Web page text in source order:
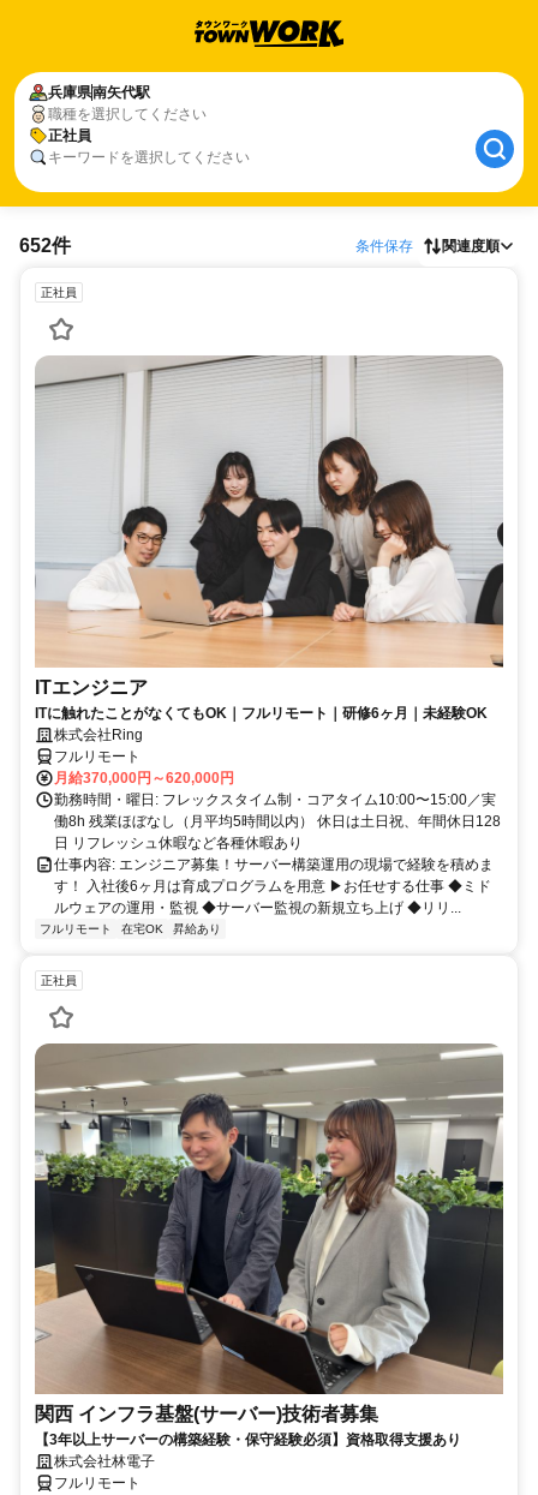
兵庫県南矢代駅
職種を選択してください
正社員
キーワードを選択してください
652件 条件保存 関連度順
正社員
ITエンジニア
ITに触れたことがなくてもOK｜フルリモート｜研修6ヶ月｜未経験OK
株式会社Ring
フルリモート
月給370,000円～620,000円
勤務時間・曜日: フレックスタイム制・コアタイム10:00〜15:00／実
働8h 残業ほぼなし（月平均5時間以内） 休日は土日祝、年間休日128
日 リフレッシュ休暇など各種休暇あり
仕事内容: エンジニア募集！サーバー構築運用の現場で経験を積めま
す！ 入社後6ヶ月は育成プログラムを用意 ▶お任せする仕事 ◆ミド
ルウェアの運用・監視 ◆サーバー監視の新規立ち上げ ◆リリ...
フルリモート 在宅OK 昇給あり
正社員
関西 インフラ基盤(サーバー)技術者募集
【3年以上サーバーの構築経験・保守経験必須】資格取得支援あり
株式会社林電子
フルリモート